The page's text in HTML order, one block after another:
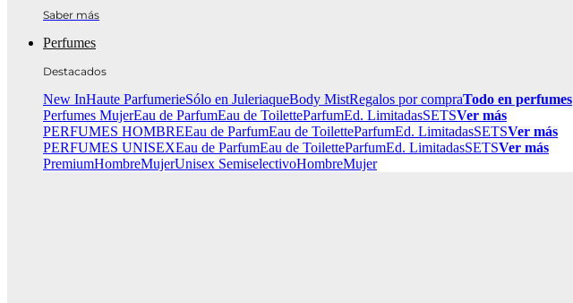
Saber más
Perfumes
Destacados
New InHaute ParfumerieSólo en JuleriaqueBody MistRegalos por compraTodo en perfumes
Perfumes MujerEau de ParfumEau de ToiletteParfumEd. LimitadasSETSVer más
PERFUMES HOMBREEau de ParfumEau de ToiletteParfumEd. LimitadasSETSVer más
PERFUMES UNISEXEau de ParfumEau de ToiletteParfumEd. LimitadasSETSVer más
PremiumHombreMujerUnisex SemiselectivoHombreMujer